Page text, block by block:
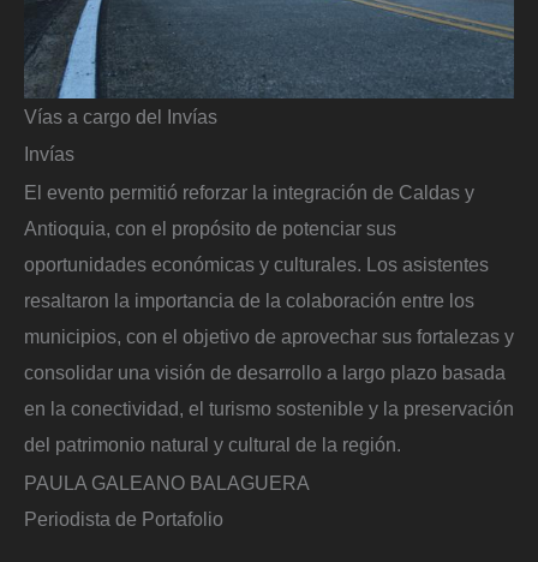
Vías a cargo del Invías
Invías
El evento permitió reforzar la integración de Caldas y
Antioquia, con el propósito de potenciar sus
oportunidades económicas y culturales. Los asistentes
resaltaron la importancia de la colaboración entre los
municipios, con el objetivo de aprovechar sus fortalezas y
consolidar una visión de desarrollo a largo plazo basada
en la conectividad, el turismo sostenible y la preservación
del patrimonio natural y cultural de la región.
PAULA GALEANO BALAGUERA
Periodista de Portafolio